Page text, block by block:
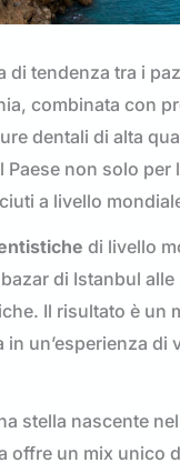
di tendenza tra i
combinata con
dentali di alta
Paese non solo per
a livello
di livello
di Istanbul alle
Il risultato è un
un’esperienza di
stella nascente
offre un mix unico